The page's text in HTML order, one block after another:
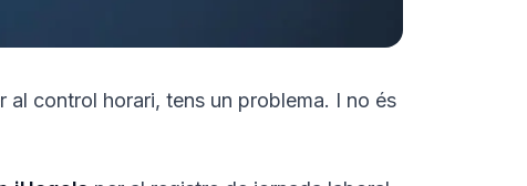
al control horari, tens un problema. I no és